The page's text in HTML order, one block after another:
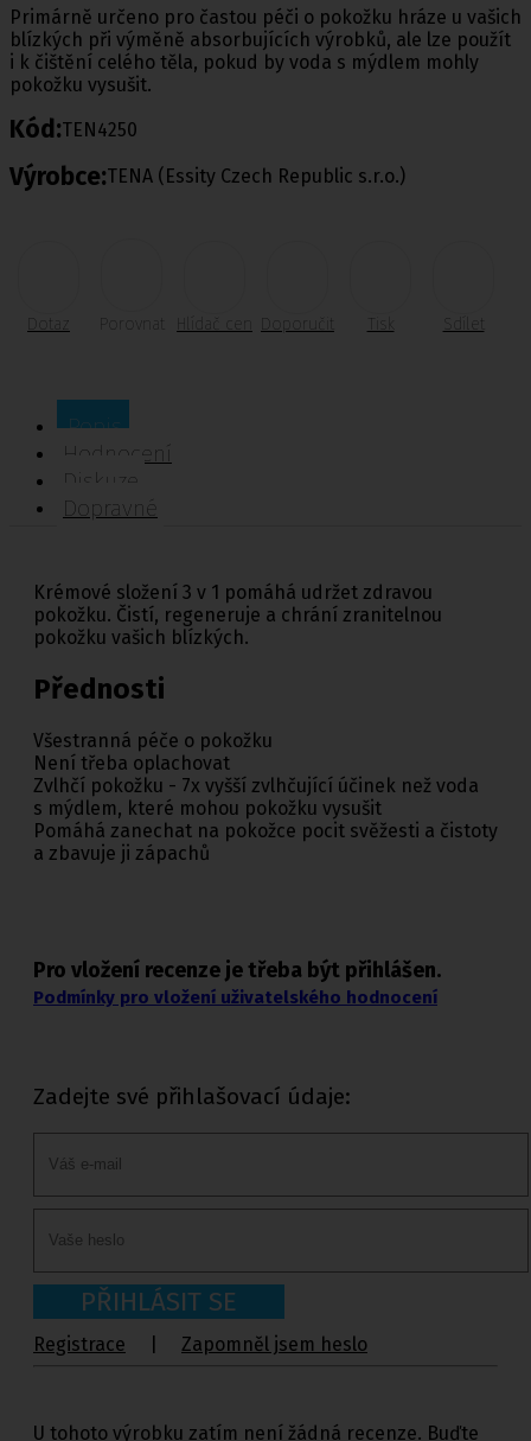
Primárně určeno pro častou péči o pokožku hráze u vašich
blízkých při výměně absorbujících výrobků, ale lze použít
i k čištění celého těla, pokud by voda s mýdlem mohly
pokožku vysušit.
Kód:TEN4250
Výrobce:TENA (Essity Czech Republic s.r.o.)
Dotaz Porovnat Doporučit Tisk Sdílet
Popis
Hodnocení
Diskuze
Dopravné
Krémové složení 3 v 1 pomáhá udržet zdravou
pokožku. Čistí, regeneruje a chrání zranitelnou
pokožku vašich blízkých.
Přednosti
Všestranná péče o pokožku
Není třeba oplachovat
Zvlhčí pokožku - 7x vyšší zvlhčující účinek než voda
s mýdlem, které mohou pokožku vysušit
Pomáhá zanechat na pokožce pocit svěžesti a čistoty
a zbavuje ji zápachů
Pro vložení recenze je třeba být přihlášen.
Podmínky pro vložení uživatelského hodnocení
Zadejte své přihlašovací údaje:
PŘIHLÁSIT SE
Registrace Zapomněl jsem heslo
U tohoto výrobku zatím není žádná recenze. Buďte